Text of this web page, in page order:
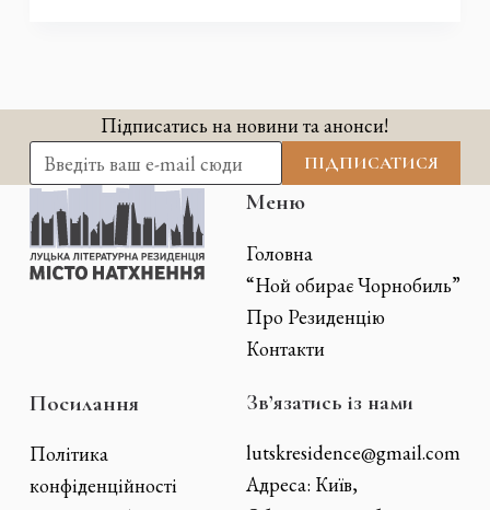
Підписатись на новини та анонси!
email
ПІДПИСАТИСЯ
Меню
Головна
“Ной обирає Чорнобиль”
Про Резиденцію
Контакти
Посилання
Політика
конфіденційності
Звʼязатись із нами
lutskresidence@gmail.com
Адреса: Київ,